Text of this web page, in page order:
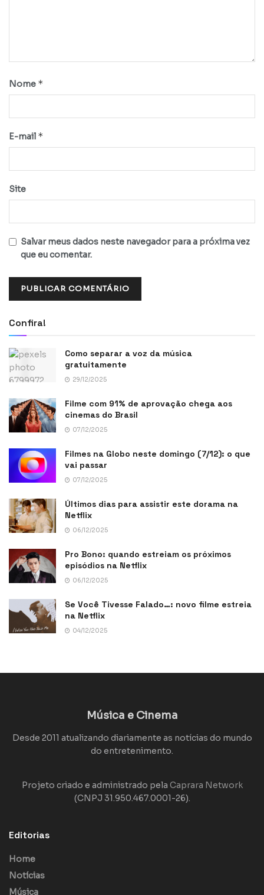
Nome *
E-mail *
Site
Salvar meus dados neste navegador para a próxima vez
que eu comentar.
Confira!
Como separar a voz da música
gratuitamente
29/12/2025
Filme com 91% de aprovação chega aos
cinemas do Brasil
07/12/2025
Filmes na Globo neste domingo (7/12): o que
vai passar
07/12/2025
Últimos dias para assistir este dorama na
Netflix
06/12/2025
Pro Bono: quando estreiam os próximos
episódios na Netflix
06/12/2025
Se Você Tivesse Falado…: novo filme estreia
na Netflix
04/12/2025
Música e Cinema
Desde 2011 atualizando diariamente as notícias do mundo
do entretenimento.
Projeto criado e administrado pela Caprara Network
(CNPJ 31.950.467.0001-26).
Editorias
Home
Notícias
Música